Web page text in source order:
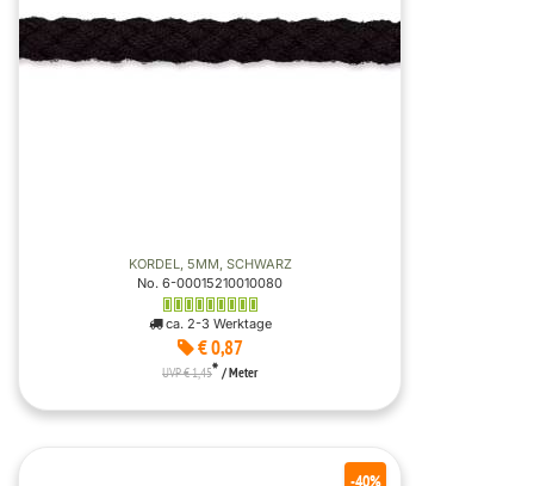
KORDEL, 5MM, SCHWARZ
No. 6-00015210010080
ca. 2-3 Werktage
€ 0,87
UVP € 1,45* / Meter